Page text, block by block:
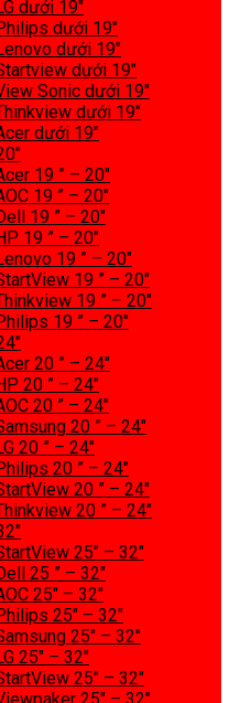
dưới 19″
dưới 19″
dưới 19″
dưới 19″
Sonic dưới 19″
dưới 19″
dưới 19″
19 ” – 20″
19 ” – 20″
19 ” – 20″
19 ” – 20″
19 ” – 20″
19 ” – 20″
19 ” – 20″
19 ” – 20″
20 ” – 24″
20 ” – 24″
20 ” – 24″
20 ” – 24″
20 ” – 24″
20 ” – 24″
20 ” – 24″
20 ” – 24″
25″ – 32″
25 ” – 32″
25″ – 32″
25″ – 32″
25″ – 32″
25″ – 32″
25″ – 32″